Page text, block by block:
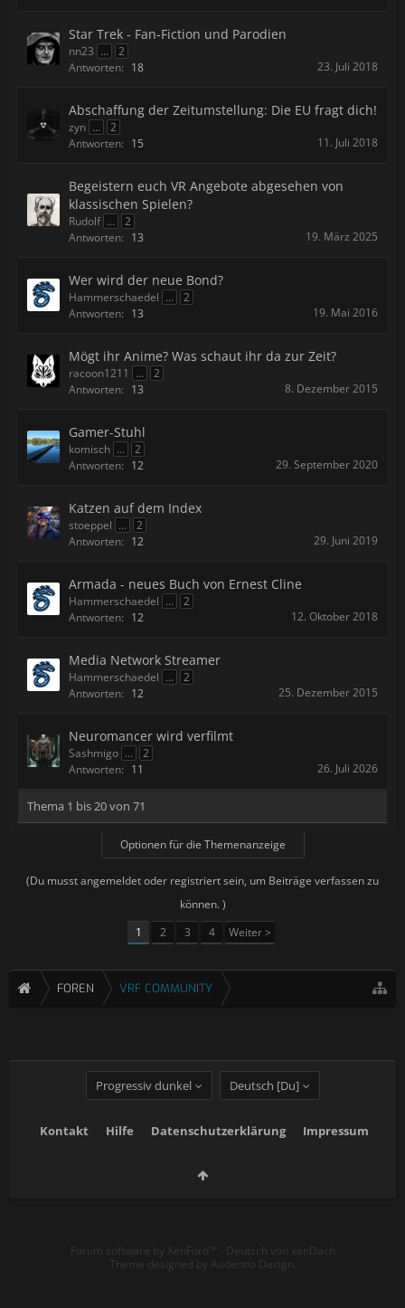
Star Trek - Fan-Fiction und Parodien
nn23 ...
2
Antworten: 18 23. Juli 2018
Abschaffung der Zeitumstellung: Die EU fragt dich!
zyn ...
2
Antworten: 15 11. Juli 2018
Begeistern euch VR Angebote abgesehen von
klassischen Spielen?
Rudolf ...
2
Antworten: 13 19. März 2025
Wer wird der neue Bond?
Hammerschaedel ...
2
Antworten: 13 19. Mai 2016
Mögt ihr Anime? Was schaut ihr da zur Zeit?
racoon1211 ...
2
Antworten: 13 8. Dezember 2015
Gamer-Stuhl
komisch ...
2
Antworten: 12 29. September 2020
Katzen auf dem Index
stoeppel ...
2
Antworten: 12 29. Juni 2019
Armada - neues Buch von Ernest Cline
Hammerschaedel ...
2
Antworten: 12 12. Oktober 2018
Media Network Streamer
Hammerschaedel ...
2
Antworten: 12 25. Dezember 2015
Neuromancer wird verfilmt
Sashmigo ...
2
Antworten: 11 26. Juli 2026
Thema 1 bis 20 von 71
Optionen für die Themenanzeige
(Du musst angemeldet oder registriert sein, um Beiträge verfassen zu
können. )
1
2 3 4 Weiter >
FOREN VRF COMMUNITY
Progressiv dunkel Deutsch [Du]
Kontakt Hilfe Datenschutzerklärung Impressum
Forum software by XenForo™ - Deutsch von xenDach
Theme designed by Audentio Design.